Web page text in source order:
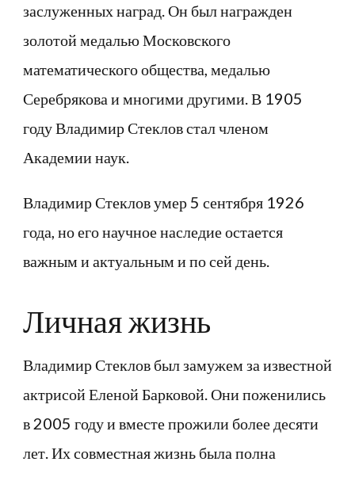
заслуженных наград. Он был награжден
золотой медалью Московского
математического общества, медалью
Серебрякова и многими другими. В 1905
году Владимир Стеклов стал членом
Академии наук.
Владимир Стеклов умер 5 сентября 1926
года, но его научное наследие остается
важным и актуальным и по сей день.
Личная жизнь
Владимир Стеклов был замужем за известной
актрисой Еленой Барковой. Они поженились
в 2005 году и вместе прожили более десяти
лет. Их совместная жизнь была полна